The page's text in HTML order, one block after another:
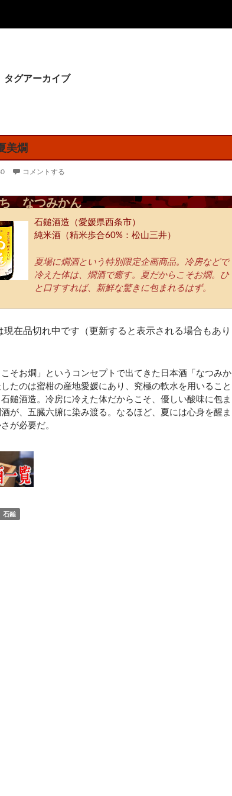
タグアーカイブ
美燗
コメントする
なつみかん
石鎚酒造（愛媛県西条市）
純米酒（精米歩合60%：松山三井）
夏場に燗酒という特別限定企画商品。冷房などで
冷えた体は、燗酒で癒す。夏だからこそお燗。ひ
と口すすれば、新鮮な驚きに包まれるはず。
現在品切れ中です（更新すると表示される場合もあり
こそお燗」というコンセプトで出てきた日本酒「なつみか
たのは蜜柑の産地愛媛にあり、究極の軟水を用いること
鎚酒造。冷房に冷えた体だからこそ、優しい酸味に包ま
が、五臓六腑に染み渡る。なるほど、夏には心身を醒ま
が必要だ。
石鎚